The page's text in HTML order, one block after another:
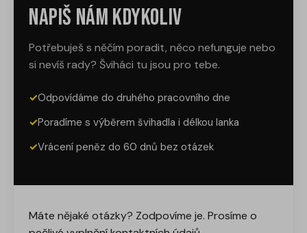
Napiš nám kdykoliv
Potřebuješ s něčím poradit, něco nefunguje nebo
si nevíš rady? Šviháci tu jsou pro tebe.
✓Odpovídáme do druhého pracovního dne
✓Poradíme s výběrem švihadla i délkou lanka
✓Vrácení peněz do 60 dnů bez otázek
Máte nějaké otázky? Zodpovíme je. Prosíme o